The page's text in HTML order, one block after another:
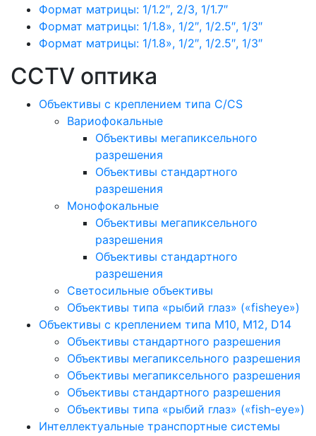
Формат матрицы: 1/1.2″, 2/3, 1/1.7″
Формат матрицы: 1/1.8», 1/2″, 1/2.5″, 1/3″
Формат матрицы: 1/1.8», 1/2″, 1/2.5″, 1/3″
CCTV оптика
Объективы с креплением типа C/CS
Вариофокальные
Объективы мегапиксельного
разрешения
Объективы стандартного
разрешения
Монофокальные
Объективы мегапиксельного
разрешения
Объективы стандартного
разрешения
Светосильные объективы
Объективы типа «рыбий глаз» («fisheye»)
Объективы с креплением типа M10, M12, D14
Объективы стандартного разрешения
Объективы мегапиксельного разрешения
Объективы мегапиксельного разрешения
Объективы стандартного разрешения
Объективы типа «рыбий глаз» («fish-eye»)
Интеллектуальные транспортные системы